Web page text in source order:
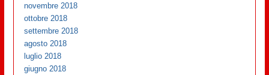
novembre 2018
ottobre 2018
settembre 2018
agosto 2018
luglio 2018
giugno 2018